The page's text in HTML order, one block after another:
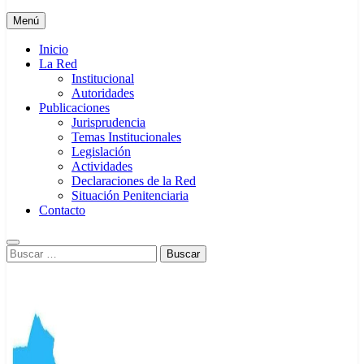
Menú
Inicio
La Red
Institucional
Autoridades
Publicaciones
Jurisprudencia
Temas Institucionales
Legislación
Actividades
Declaraciones de la Red
Situación Penitenciaria
Contacto
Buscar: